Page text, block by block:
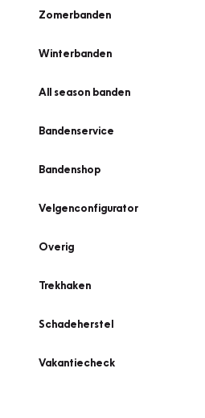
Zomerbanden
Winterbanden
All season banden
Bandenservice
Bandenshop
Velgenconfigurator
Overig
Trekhaken
Schadeherstel
Vakantiecheck